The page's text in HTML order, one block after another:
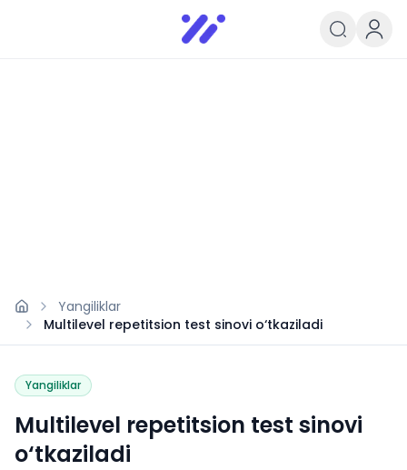
Infoedu
Ta&#039;lim xabarlari va
Yangiliklar
Multilevel repetitsion test sinovi o‘tkaziladi
Yangiliklar
Multilevel repetitsion test sinovi
o‘tkaziladi